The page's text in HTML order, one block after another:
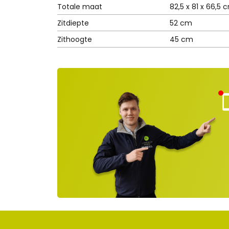
Totale maat
82,5 x 81 x 66,5
Zitdiepte
52 cm
Zithoogte
45 cm